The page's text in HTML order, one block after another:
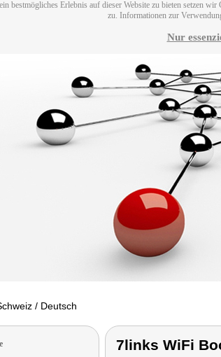
bestmögliches Erlebnis auf dieser Website zu bieten setzen
zu. Informationen zur
Nur
/ Deutsch
7links WiFi